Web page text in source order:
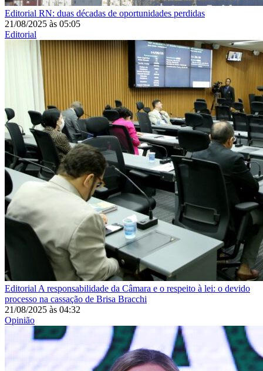
Editorial RN: duas décadas de oportunidades perdidas
21/08/2025 às 05:05
Editorial
Editorial A responsabilidade da Câmara e o respeito à lei: o devido
processo na cassação de Brisa Bracchi
21/08/2025 às 04:32
Opinião